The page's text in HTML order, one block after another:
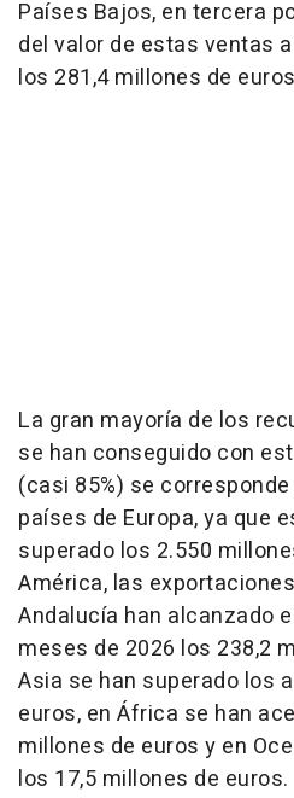
Países Bajos, en tercera
del valor de estas ventas
los 281,4 millones de
La gran mayoría de los
se han conseguido con
(casi 85%) se
países de Europa, ya que
superado los 2.550
América, las
Andalucía han alcanzado
meses de 2026 los 238,2
Asia se han superado los
euros, en África se han
millones de euros y en
los 17,5 millones de euros.